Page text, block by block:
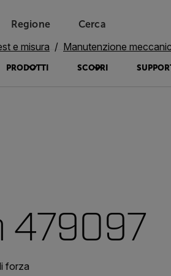
Regione Cerca
PRODOTTI SCOPRI
e misura Manutenzione
479097
forza